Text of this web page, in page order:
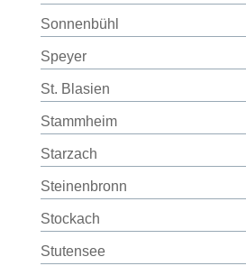
Sonnenbühl
Speyer
St. Blasien
Stammheim
Starzach
Steinenbronn
Stockach
Stutensee